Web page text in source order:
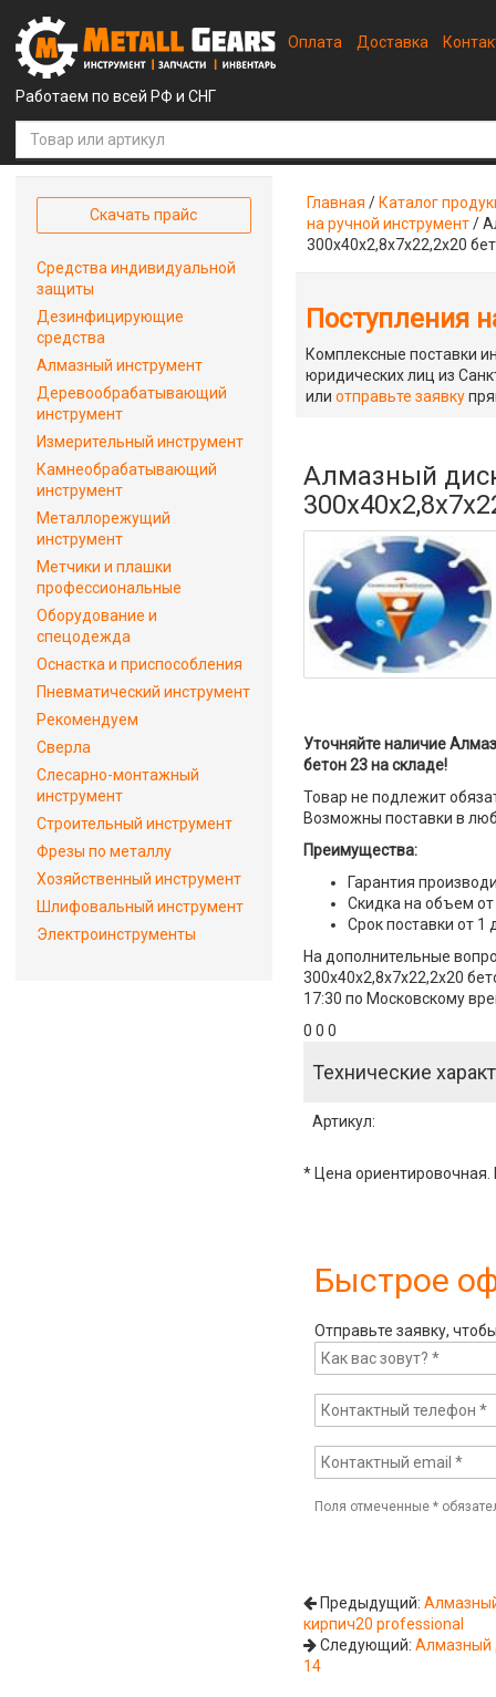
Работаем по всей РФ и СНГ
Оплата Доставка
Главная / Каталог
на ручной инструмент/
300x40x2,8x7x22,2x20
Поступления
Комплексные поставки
юридических лиц из
илиотправьте заявку
Алмазный
Уточняйте наличие
бетон 23 на складе!
Товар не подлежит
Возможны поставки в
Преимущества:
Гарантия
Скидка на объем от
Срок поставки от 1
На дополнительные
300x40x2,8x7x22,2x20
17:30 по Московскому
0 0 0
Технические
Артикул:
* Цена ориентировочная.
Быстрое
Отправьте заявку,
Поля отмеченные*
Предыдущий:
кирпич20 professional
Следующий:Алмазный
14
Скачать прайс
Средства индивидуальной
защиты
Дезинфицирующие
средства
Алмазный инструмент
Деревообрабатывающий
инструмент
Измерительный инструмент
Камнеобрабатывающий
инструмент
Металлорежущий
инструмент
Метчики и плашки
профессиональные
Оборудование и
спецодежда
Оснастка и приспособления
Пневматический инструмент
Рекомендуем
Сверла
Слесарно-монтажный
инструмент
Строительный инструмент
Фрезы по металлу
Хозяйственный инструмент
Шлифовальный инструмент
Электроинструменты